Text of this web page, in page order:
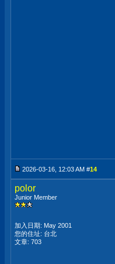
2026-03-16, 12:03 AM #14
polor
Junior Member
加入日期: May 2001
您的住址: 台北
文章: 703